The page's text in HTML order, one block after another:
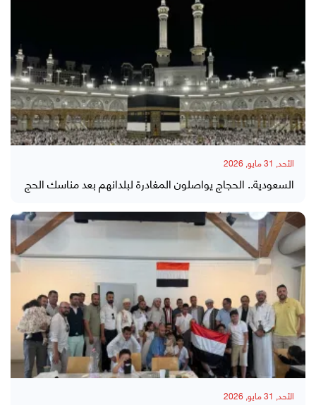
الأحد, 31 مايو, 2026
السعودية.. الحجاج يواصلون المغادرة لبلدانهم بعد مناسك الحج
الأحد, 31 مايو, 2026